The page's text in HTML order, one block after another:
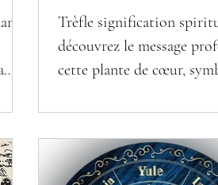
Trèfle signification
découvrez le message
cette plante de cœur,
transformation